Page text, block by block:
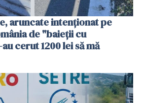
aruncate intenționat pe
de "baieții cu
cerut 1200 lei să mă